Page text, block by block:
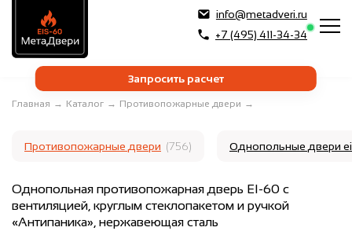
info@metadveri.ru
+7 (495) 411-34-34
Запросить расчет
Главная → Каталог → Противопожарные двери →
Противопожарные двери (756) Однопольные двери
Однопольная противопожарная дверь EI-60 с
вентиляцией, круглым стеклопакетом и ручкой
«Антипаника», нержавеющая сталь